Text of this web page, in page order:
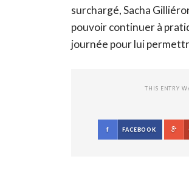
surchargé, Sacha
pouvoir continuer à
journée pour lui
THIS ENTRY
FACEBOOK